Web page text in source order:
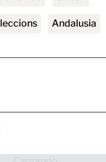
Eleccions Andalusia